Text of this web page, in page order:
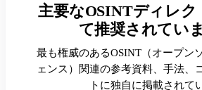
主要なOSINTディレク
て推奨されていま
最も権威のあるOSINT（オープン
ェンス）関連の参考資料、手法、
トに独自に掲載されて